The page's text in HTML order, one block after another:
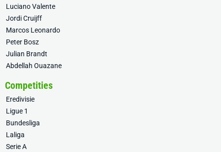
Luciano Valente
Jordi Cruijff
Marcos Leonardo
Peter Bosz
Julian Brandt
Abdellah Ouazane
Competities
Eredivisie
Ligue 1
Bundesliga
Laliga
Serie A